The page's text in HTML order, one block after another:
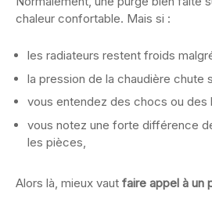
chaleur confortable. Mais si :
les radiateurs restent froids
la pression de la chaudière chute
vous entendez des chocs ou des
vous notez une forte différence
les pièces,
Alors là, mieux vaut faire appel à un